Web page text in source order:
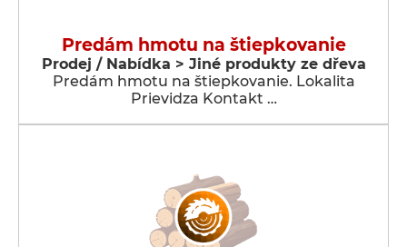
Predám hmotu na štiepkovanie
Prodej / Nabídka > Jiné produkty ze dřeva
Predám hmotu na štiepkovanie. Lokalita
Prievidza Kontakt …